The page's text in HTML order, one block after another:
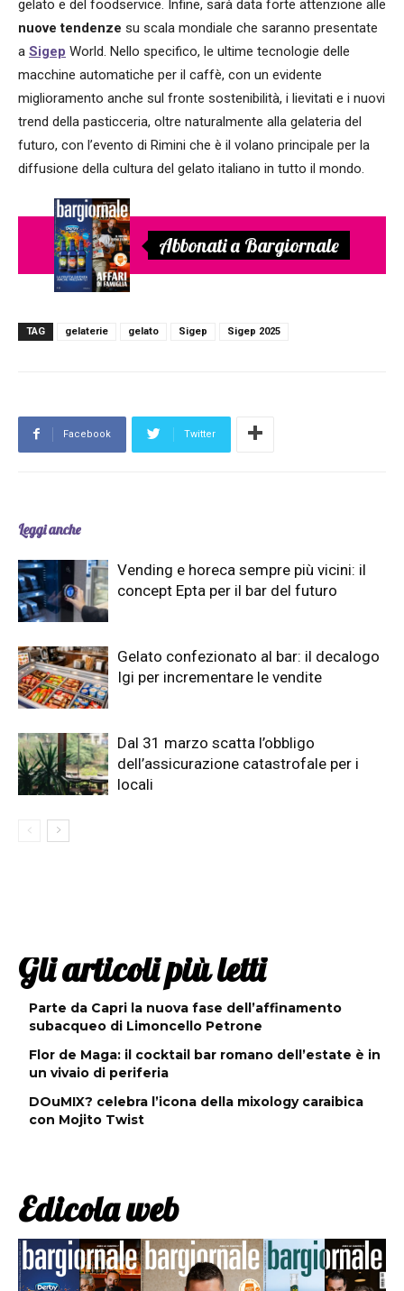
gelato e del foodservice. Infine, sarà data forte attenzione alle
nuove tendenze su scala mondiale che saranno presentate
a Sigep World. Nello specifico, le ultime tecnologie delle
macchine automatiche per il caffè, con un evidente
miglioramento anche sul fronte sostenibilità, i lievitati e i nuovi
trend della pasticceria, oltre naturalmente alla gelateria del
futuro, con l’evento di Rimini che è il volano principale per la
diffusione della cultura del gelato italiano in tutto il mondo.
Abbonati a Bargiornale
TAG gelaterie gelato Sigep Sigep 2025
Facebook Twitter
Leggi anche
Vending e horeca sempre più vicini: il
concept Epta per il bar del futuro
Gelato confezionato al bar: il decalogo
Igi per incrementare le vendite
Dal 31 marzo scatta l’obbligo
dell’assicurazione catastrofale per i
locali
Gli articoli più letti
Parte da Capri la nuova fase dell’affinamento
subacqueo di Limoncello Petrone
Flor de Maga: il cocktail bar romano dell’estate è in
un vivaio di periferia
DOuMIX? celebra l’icona della mixology caraibica
con Mojito Twist
Edicola web